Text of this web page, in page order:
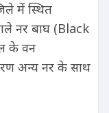
में स्थित
नर बाघ (Black
के वन
अन्य नर के साथ